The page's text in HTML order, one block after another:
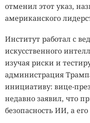
отменил этот указ,
американского
Институт работал с
искусственного
изучая риски и
администрация
инициативу: вице-
недавно заявил, что
безопасность ИИ, а